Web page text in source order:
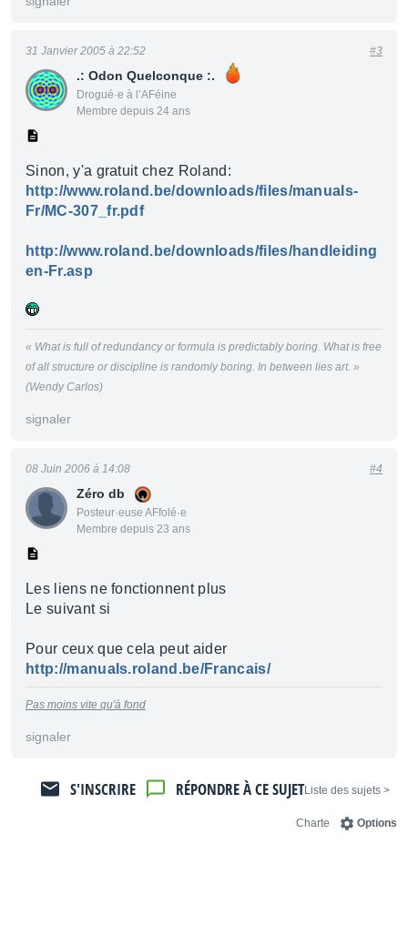
.: Odon Quelconque :.
Drogué·e à l’AFéine
Membre depuis 24 ans
31 Janvier 2005 à 22:52 #3
Sinon, y'a gratuit chez Roland:
http://www.roland.be/downloads/files/manuals-
Fr/MC-307_fr.pdf
http://www.roland.be/downloads/files/handleiding
en-Fr.asp
« What is full of redundancy or formula is predictably boring. What is free
of all structure or discipline is randomly boring. In between lies art. »
(Wendy Carlos)
signaler
Zéro db
Posteur·euse AFfolé·e
Membre depuis 23 ans
08 Juin 2006 à 14:08 #4
Les liens ne fonctionnent plus
Le suivant si
Pour ceux que cela peut aider
http://manuals.roland.be/Francais/
Pas moins vite qu'à fond
signaler
< Liste des sujets
RÉPONDRE À CE SUJET
S'INSCRIRE
Options
Charte